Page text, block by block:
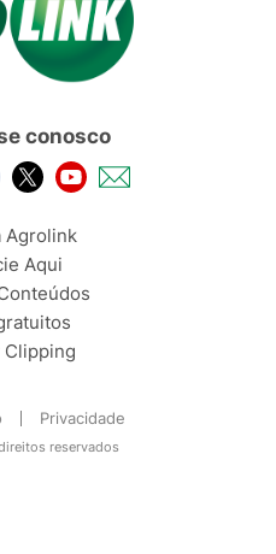
conosco
Agrolink
Aqui
Clipping
Privacidade
reservados